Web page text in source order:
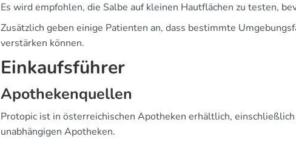
Es wird empfohlen, die Salbe auf kleinen Hautflächen zu testen,
Zusätzlich geben einige Patienten an, dass bestimmte
verstärken können.
Einkaufsführer
Apothekenquellen
Protopic ist in österreichischen Apotheken erhältlich,
unabhängigen Apotheken.